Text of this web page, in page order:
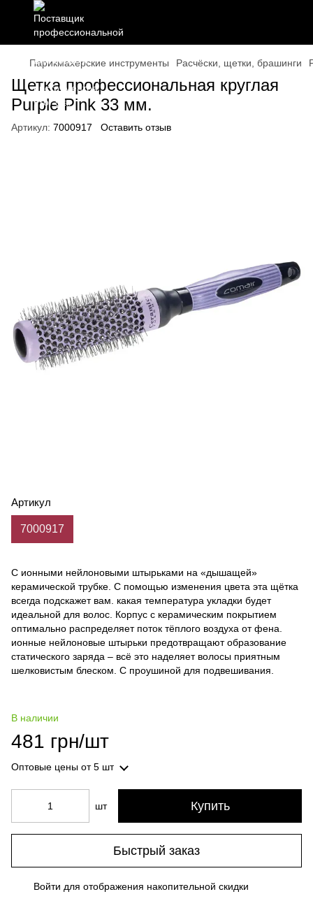
Парикмахерские инструменты Расчёски, щетки, брашинги
Щетка профессиональная круглая
Purple Pink 33 мм.
Артикул: 7000917 Оставить отзыв
Артикул
7000917
С ионными нейлоновыми штырьками на «дышащей»
керамической трубке. С помощью изменения цвета эта щётка
всегда подскажет вам. какая температура укладки будет
идеальной для волос. Корпус с керамическим покрытием
оптимально распределяет поток тёплого воздуха от фена.
ионные нейлоновые штырьки предотвращают образование
статического заряда – всё это наделяет волосы приятным
шелковистым блеском. C проушиной для подвешивания.
В наличии
481 грн/шт
Оптовые цены от 5 шт
шт Купить
Быстрый заказ
Войти для отображения накопительной скидки